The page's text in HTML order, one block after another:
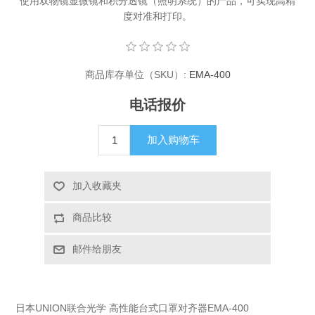
度对准和打印。
商品库存单位（SKU）: EMA-400
电话报价
加入购物车
加入收藏夹
商品比较
邮件给朋友
日本UNION联合光学 高性能台式口罩对齐器EMA-400